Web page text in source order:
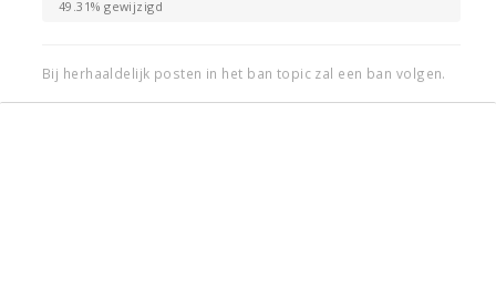
49.31% gewijzigd
Bij herhaaldelijk posten in het ban topic zal een ban volgen.